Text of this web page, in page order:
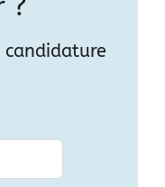
candidature